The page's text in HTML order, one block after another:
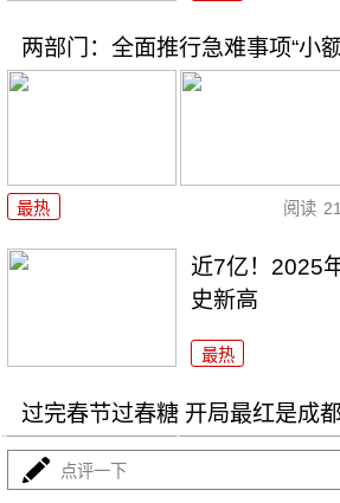
两部门：全面推行急难事项“小
最热 阅读
近7亿！2025
史新高
最热
过完春节过春糖 开局最红是成
点评一下